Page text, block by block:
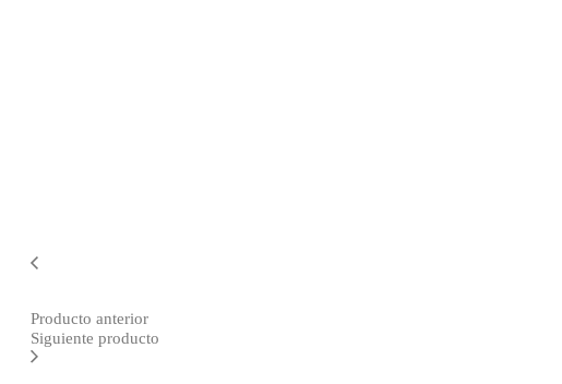
Producto anterior
Siguiente producto